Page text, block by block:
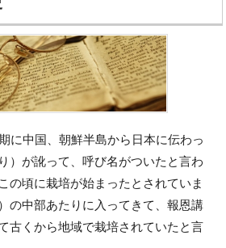
に中国、朝鮮半島から日本に伝わっ
）が訛って、呼び名がついたと言わ
の頃に栽培が始まったとされていま
の中部あたりに入ってきて、報恩講
古くから地域で栽培されていたと言